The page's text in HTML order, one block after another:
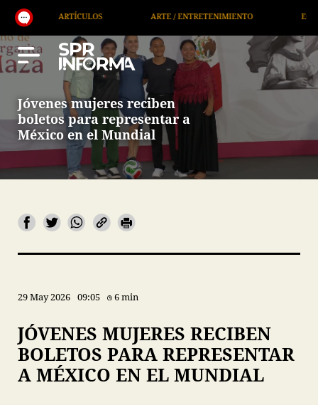
ARTE / ENTRETENIMIENTO ECONOMÍA / NEGOCIOS
Jóvenes mujeres reciben
boletos para representar a
México en el Mundial
29 May 2026 09:05 6 min
JÓVENES MUJERES RECIBEN
BOLETOS PARA REPRESENTAR
A MÉXICO EN EL MUNDIAL